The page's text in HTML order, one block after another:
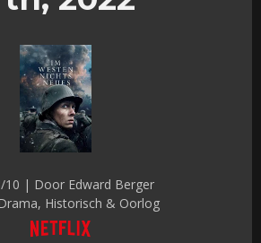
10 | Door Edward Berger
Historisch & Oorlog